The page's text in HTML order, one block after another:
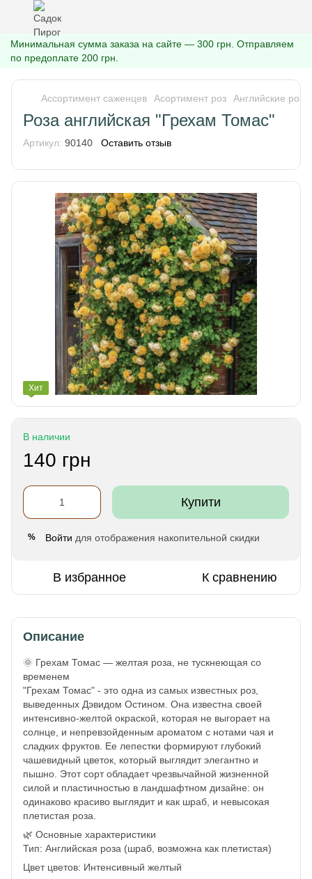
Минимальная сумма заказа на сайте — 300 грн. Отправляем
по предоплате 200 грн.
Ассортимент саженцев Асортимент роз Английские розы
Роза английская "Грехам Томас"
Артикул: 90140 Оставить отзыв
Хит
В наличии
140 грн
Купити
% Войти для отображения накопительной скидки
В избранное К сравнению
Описание
🌞 Грехам Томас — желтая роза, не тускнеющая со
временем
"Грехам Томас" - это одна из самых известных роз,
выведенных Дэвидом Остином. Она известна своей
интенсивно-желтой окраской, которая не выгорает на
солнце, и непревзойденным ароматом с нотами чая и
сладких фруктов. Ее лепестки формируют глубокий
чашевидный цветок, который выглядит элегантно и
пышно. Этот сорт обладает чрезвычайной жизненной
силой и пластичностью в ландшафтном дизайне: он
одинаково красиво выглядит и как шраб, и невысокая
плетистая роза.
🌿 Основные характеристики
Тип: Английская роза (шраб, возможна как плетистая)
Цвет цветов: Интенсивный желтый